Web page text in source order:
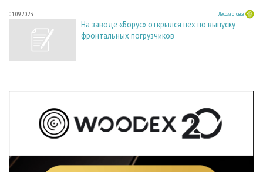
01.09.2023 Лесозаготовка
На заводе «Борус» открылся цех по выпуску
фронтальных погрузчиков